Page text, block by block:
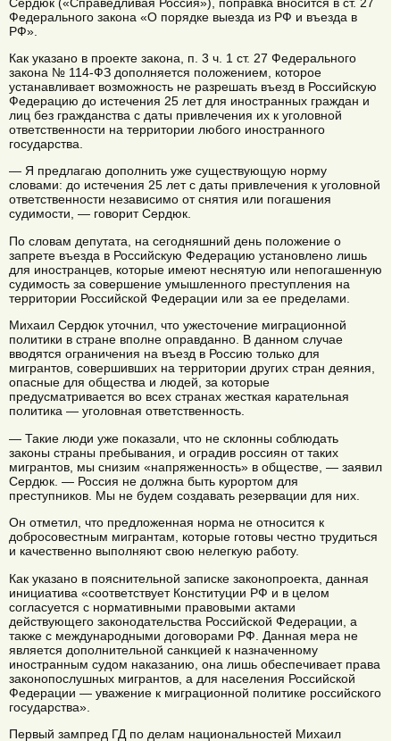
Федерального закона «О порядке выезда из РФ и въезда в
РФ».
Как указано в проекте закона, п. 3 ч. 1 ст. 27 Федерального
закона № 114-ФЗ дополняется положением, которое
устанавливает возможность не разрешать въезд в Российскую
Федерацию до истечения 25 лет для иностранных граждан и
лиц без гражданства с даты привлечения их к уголовной
ответственности на территории любого иностранного
государства.
— Я предлагаю дополнить уже существующую норму
словами: до истечения 25 лет с даты привлечения к уголовной
ответственности независимо от снятия или погашения
судимости, — говорит Сердюк.
По словам депутата, на сегодняшний день положение о
запрете въезда в Российскую Федерацию установлено лишь
для иностранцев, которые имеют неснятую или непогашенную
судимость за совершение умышленного преступления на
территории Российской Федерации или за ее пределами.
Михаил Сердюк уточнил, что ужесточение миграционной
политики в стране вполне оправданно. В данном случае
вводятся ограничения на въезд в Россию только для
мигрантов, совершивших на территории других стран деяния,
опасные для общества и людей, за которые
предусматривается во всех странах жесткая карательная
политика — уголовная ответственность.
— Такие люди уже показали, что не склонны соблюдать
законы страны пребывания, и оградив россиян от таких
мигрантов, мы снизим «напряженность» в обществе, — заявил
Сердюк. — Россия не должна быть курортом для
преступников. Мы не будем создавать резервации для них.
Он отметил, что предложенная норма не относится к
добросовестным мигрантам, которые готовы честно трудиться
и качественно выполняют свою нелегкую работу.
Как указано в пояснительной записке законопроекта, данная
инициатива «соответствует Конституции РФ и в целом
согласуется с нормативными правовыми актами
действующего законодательства Российской Федерации, а
также с международными договорами РФ. Данная мера не
является дополнительной санкцией к назначенному
иностранным судом наказанию, она лишь обеспечивает права
законопослушных мигрантов, а для населения Российской
Федерации — уважение к миграционной политике российского
государства».
Первый зампред ГД по делам национальностей Михаил